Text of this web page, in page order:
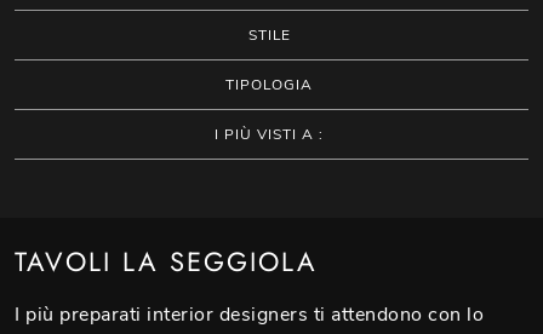
STILE
TIPOLOGIA
I PIÙ VISTI A :
TAVOLI LA SEGGIOLA
I più preparati interior designers ti attendono con lo